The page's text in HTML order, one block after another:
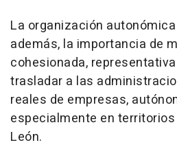
La organización
además, la importancia de
cohesionada,
trasladar a las
reales de empresas,
especialmente en
León.